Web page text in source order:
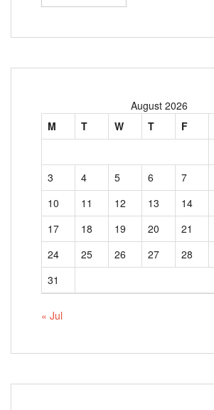
August 2026
M
T W T F
3
4 5 6 7
10
11 12 13 14
17
18 19 20 21
24
25 26 27 28
31
« Jul